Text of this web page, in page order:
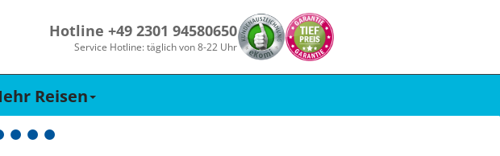
Hotline +49 2301 94580650
Service Hotline: täglich von 8-22 Uhr
Reisen